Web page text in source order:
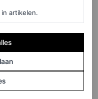
laat zich
de
van boyfriends
in artikelen.